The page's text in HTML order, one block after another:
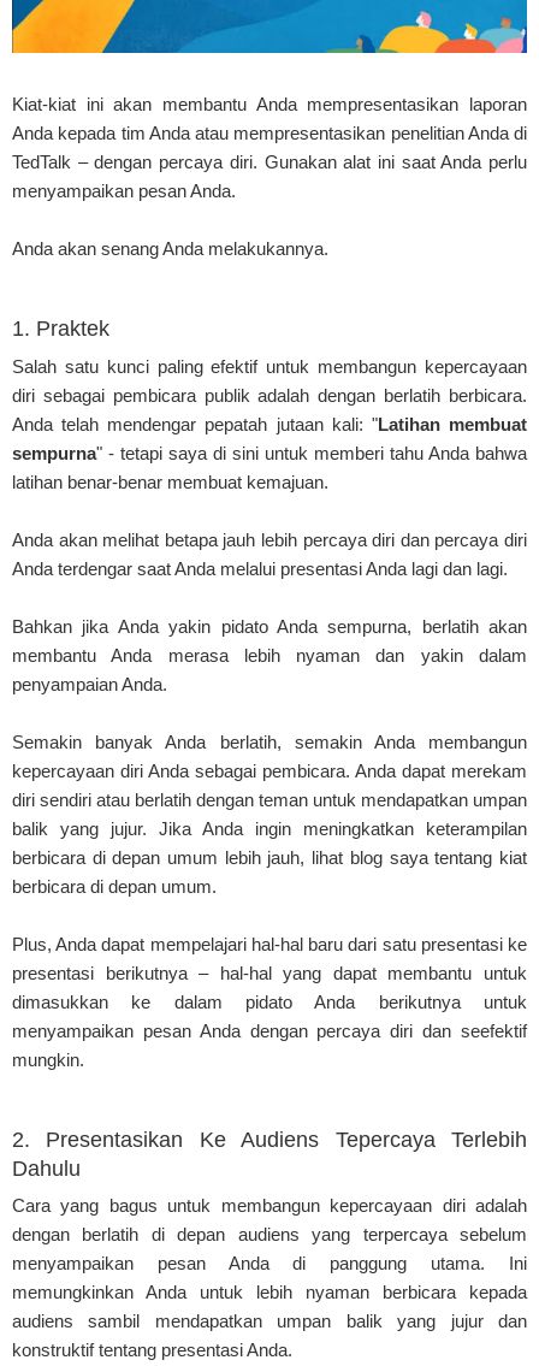
Kiat-kiat ini akan membantu Anda mempresentasikan laporan
Anda kepada tim Anda atau mempresentasikan penelitian Anda di
TedTalk – dengan percaya diri. Gunakan alat ini saat Anda perlu
menyampaikan pesan Anda.
Anda akan senang Anda melakukannya.
1. Praktek
Salah satu kunci paling efektif untuk membangun kepercayaan
diri sebagai pembicara publik adalah dengan berlatih berbicara.
Anda telah mendengar pepatah jutaan kali: "Latihan membuat
sempurna" - tetapi saya di sini untuk memberi tahu Anda bahwa
latihan benar-benar membuat kemajuan.
Anda akan melihat betapa jauh lebih percaya diri dan percaya diri
Anda terdengar saat Anda melalui presentasi Anda lagi dan lagi.
Bahkan jika Anda yakin pidato Anda sempurna, berlatih akan
membantu Anda merasa lebih nyaman dan yakin dalam
penyampaian Anda.
Semakin banyak Anda berlatih, semakin Anda membangun
kepercayaan diri Anda sebagai pembicara. Anda dapat merekam
diri sendiri atau berlatih dengan teman untuk mendapatkan umpan
balik yang jujur. Jika Anda ingin meningkatkan keterampilan
berbicara di depan umum lebih jauh, lihat blog saya tentang kiat
berbicara di depan umum.
Plus, Anda dapat mempelajari hal-hal baru dari satu presentasi ke
presentasi berikutnya – hal-hal yang dapat membantu untuk
dimasukkan ke dalam pidato Anda berikutnya untuk
menyampaikan pesan Anda dengan percaya diri dan seefektif
mungkin.
2. Presentasikan Ke Audiens Tepercaya Terlebih
Dahulu
Cara yang bagus untuk membangun kepercayaan diri adalah
dengan berlatih di depan audiens yang terpercaya sebelum
menyampaikan pesan Anda di panggung utama. Ini
memungkinkan Anda untuk lebih nyaman berbicara kepada
audiens sambil mendapatkan umpan balik yang jujur ​​​​dan
konstruktif tentang presentasi Anda.